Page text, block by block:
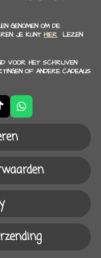
GENOMEN OM DE
JE KUNT HIER LEZEN
VOOR HET SCHRIJVEN
OF ANDERE CADEAUS
W
h
s
p
p